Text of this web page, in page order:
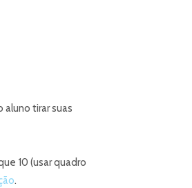
tirar suas
10 (usar quadro
.